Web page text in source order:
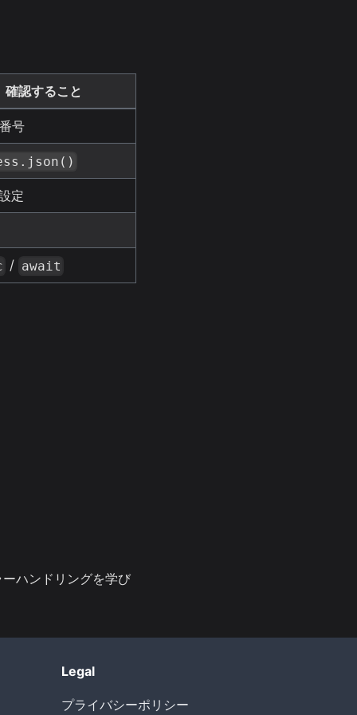
確認すること
号
定
/ await
ハンドリングを学び
Legal
プライバシーポリシー